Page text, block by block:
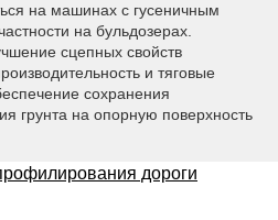
на машинах с гусеничным
на бульдозерах.
сцепных свойств
и тяговые
сохранения
грунта на опорную поверхность
дороги